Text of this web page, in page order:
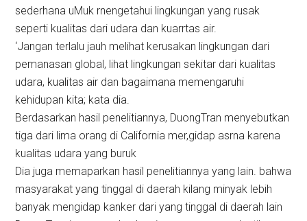
sederhana uMuk rnengetahui lingkungan yang rusak
seperti kualitas dari udara dan kuarrtas air.
‘Jangan terlalu jauh melihat kerusakan lingkungan dari
pemanasan global, lihat lingkungan sekitar dari kualitas
udara, kualitas air dan bagaimana memengaruhi
kehidupan kita; kata dia.
Berdasarkan hasil penelitiannya, DuongTran menyebutkan
tiga dari lima orang di California mer,gidap asrna karena
kualitas udara yang buruk
Dia juga memaparkan hasil penelitiannya yang lain. bahwa
masyarakat yang tinggal di daerah kilang minyak lebih
banyak mengidap kanker dari yang tinggal di daerah lain